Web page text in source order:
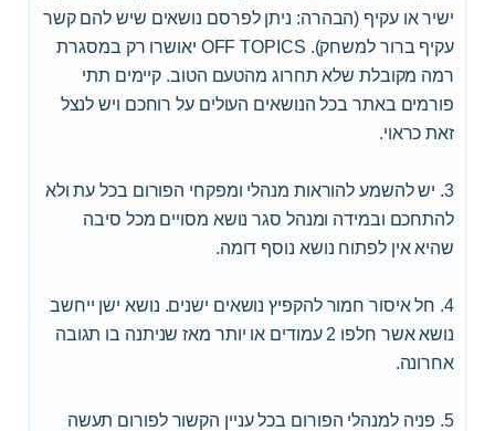
ישיר או עקיף (הבהרה: ניתן לפרסם נושאים שיש להם קשר
עקיף ברור למשחק). OFF TOPICS יאושרו רק במסגרת
רמה מקובלת שלא תחרוג מהטעם הטוב. קיימים תתי
פורמים באתר בכל הנושאים העולים על רוחכם ויש לנצל
זאת כראוי.
3. יש להשמע להוראות מנהלי ומפקחי הפורום בכל עת ולא
להתחכם ובמידה ומנהל סגר נושא מסויים מכל סיבה
שהיא אין לפתוח נושא נוסף דומה.
4. חל איסור חמור להקפיץ נושאים ישנים. נושא ישן ייחשב
נושא אשר חלפו 2 עמודים או יותר מאז שניתנה בו תגובה
אחרונה.
5. פניה למנהלי הפורום בכל עניין הקשור לפורום תעשה